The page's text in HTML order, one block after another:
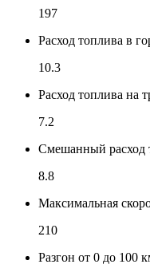
197
Расход топлива в
10.3
Расход топлива на
7.2
Смешанный расход
8.8
Максимальная
210
Разгон от 0 до 100